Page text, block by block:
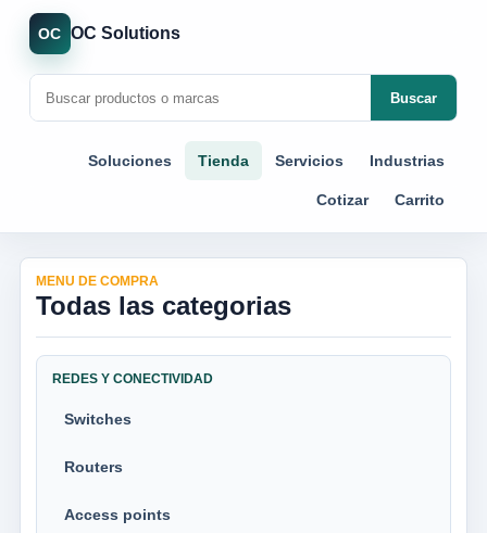
OC OC Solutions
Buscar
Soluciones Tienda Servicios Industrias
Cotizar Carrito
MENU DE COMPRA
Todas las categorias
REDES Y CONECTIVIDAD
Switches
Routers
Access points